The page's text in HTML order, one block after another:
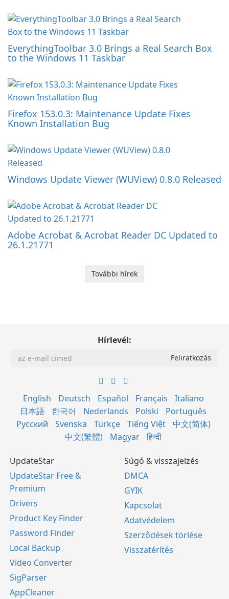
EverythingToolbar 3.0 Brings a Real Search Box
to the Windows 11 Taskbar
Firefox 153.0.3: Maintenance Update Fixes
Known Installation Bug
Windows Update Viewer (WUView) 0.8.0 Released
Adobe Acrobat & Acrobat Reader DC Updated to
26.1.21771
További hírek
Hírlevél:
English Deutsch Español Français
Italiano
日本語
한국어 Nederlands Polski
Português
Русский
Svenska Türkçe Tiếng Việt
中文(简体)
中文(繁體)
Magyar हिन्दी
UpdateStar
UpdateStar Free &
Premium
Drivers
Product Key Finder
Password Finder
Local Backup
Video Converter
SigParser
AppCleaner
Súgó & visszajelzés
DMCA
GYIK
Kapcsolat
Adatvédelem
Szerződések törlése
Visszatérítés